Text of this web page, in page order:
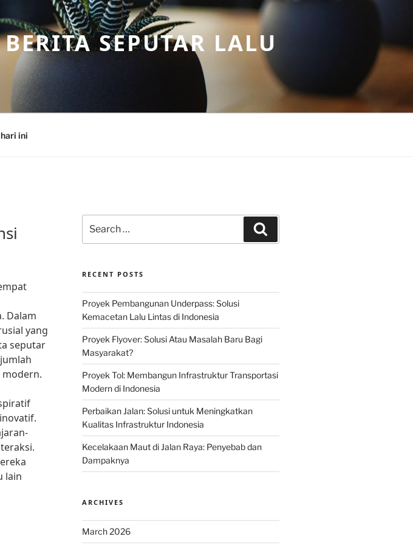
SEPUTAR LALU
ini
Dalam
yang
seputar
lain
for:
RECENT POSTS
Proyek Pembangunan Underpass: Solusi
Kemacetan Lalu Lintas di Indonesia
Proyek Flyover: Solusi Atau Masalah Baru Bagi
Masyarakat?
Proyek Tol: Membangun Infrastruktur Transportasi
Modern di Indonesia
Perbaikan Jalan: Solusi untuk Meningkatkan
Kualitas Infrastruktur Indonesia
Kecelakaan Maut di Jalan Raya: Penyebab dan
Dampaknya
ARCHIVES
March 2026